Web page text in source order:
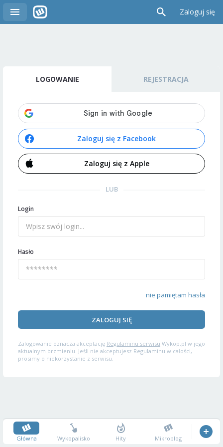
Zaloguj się
LOGOWANIE REJESTRACJA
Zaloguj się z Facebook
Zaloguj się z Apple
LUB
Login
Hasło
nie pamiętam hasła
ZALOGUJ SIĘ
Zalogowanie oznacza akceptację Regulaminu serwisu Wykop.pl w jego
aktualnym brzmieniu. Jeśli nie akceptujesz Regulaminu w całości,
prosimy o niekorzystanie z serwisu.
Główna Wykopalisko Hity Mikroblog